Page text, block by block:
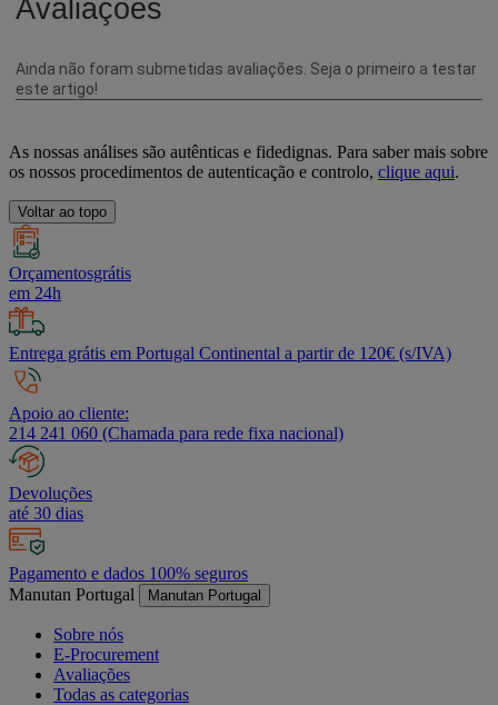
As nossas análises são autênticas e fidedignas. Para saber mais sobre
os nossos procedimentos de autenticação e controlo, clique aqui.
Voltar ao topo
Orçamentosgrátis
em 24h
Entrega grátis em Portugal Continental a partir de 120€ (s/IVA)
Apoio ao cliente:
214 241 060 (Chamada para rede fixa nacional)
Devoluções
até 30 dias
Pagamento e dados 100% seguros
Manutan Portugal
Manutan Portugal
Sobre nós
E-Procurement
Avaliações
Todas as categorias